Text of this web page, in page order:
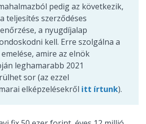
pedig az következik,
teljesítés szerződéses
a nyugdíjalap
kell. Erre szolgálna a
amire az elnök
leghamarabb 2021
sor (az ezzel
elképzelésekről itt írtunk).